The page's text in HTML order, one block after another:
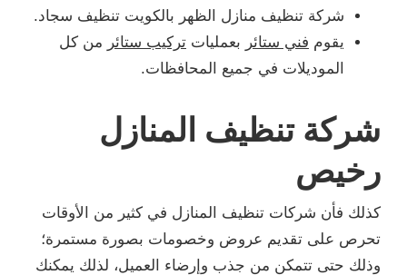
شركة تنظيف منازل الظهر بالكويت تنظيف سجاد.
يقوم فني ستائر بعمليات تركيب ستائر من كل
الموديلات في جميع المحافظات.
شركة تنظيف المنازل
رخيص
كذلك فأن شركات تنظيف المنازل في كثير من الأوقات
تحرص على تقديم عروض وخصومات بصورة مستمرة؛
وذلك حتى تتمكن من جذب وإرضاء العميل، لذلك يمكنك